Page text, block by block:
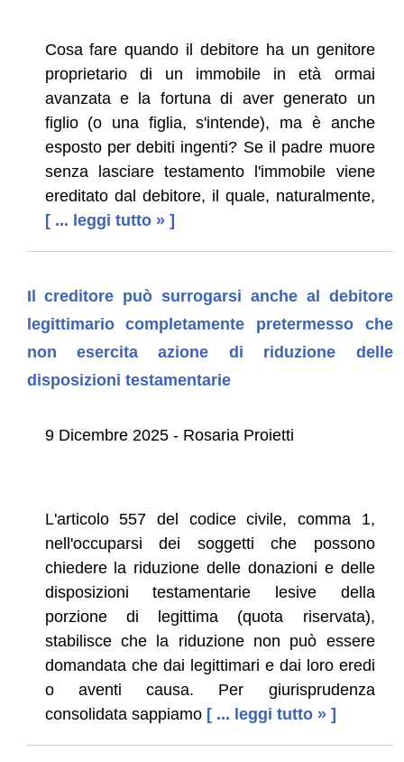
Cosa fare quando il debitore ha un genitore
proprietario di un immobile in età ormai
avanzata e la fortuna di aver generato un
figlio (o una figlia, s'intende), ma è anche
esposto per debiti ingenti? Se il padre muore
senza lasciare testamento l'immobile viene
ereditato dal debitore, il quale, naturalmente,
[ ... leggi tutto » ]
Il creditore può surrogarsi anche al debitore
legittimario completamente pretermesso che
non esercita azione di riduzione delle
disposizioni testamentarie
9 Dicembre 2025 - Rosaria Proietti
L'articolo 557 del codice civile, comma 1,
nell'occuparsi dei soggetti che possono
chiedere la riduzione delle donazioni e delle
disposizioni testamentarie lesive della
porzione di legittima (quota riservata),
stabilisce che la riduzione non può essere
domandata che dai legittimari e dai loro eredi
o aventi causa. Per giurisprudenza
consolidata sappiamo [ ... leggi tutto » ]